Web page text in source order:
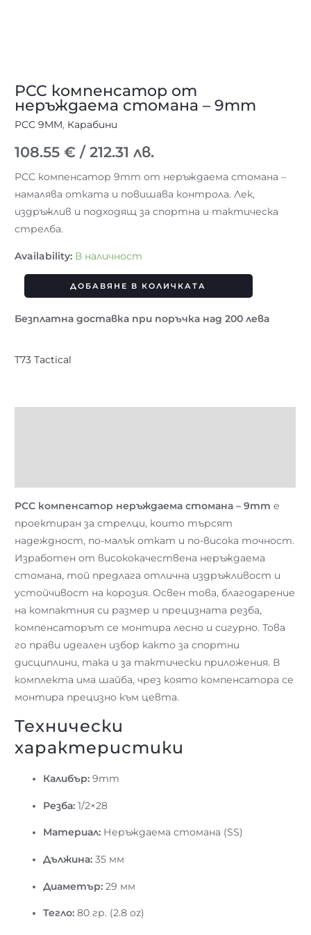
PCC компенсатор от
неръждаема стомана – 9mm
PCC 9MM, Карабини
108.55€ / 212.31 лв.
PCC компенсатор 9mm от неръждаема стомана –
намалява отката и повишава контрола. Лек,
издръжлив и подходящ за спортна и тактическа
стрелба.
Availability: В наличност
ДОБАВЯНЕ В КОЛИЧКАТА
Безплатна доставка при поръчка над 200 лева
T73 Tactical
PCC компенсатор неръждаема стомана – 9mm е
проектиран за стрелци, които търсят
надеждност, по-малък откат и по-висока точност.
Изработен от висококачествена неръждаема
стомана, той предлага отлична издръжливост и
устойчивост на корозия. Освен това, благодарение
на компактния си размер и прецизната резба,
компенсаторът се монтира лесно и сигурно. Това
го прави идеален избор както за спортни
дисциплини, така и за тактически приложения. В
комплекта има шайба, чрез която компенсатора се
монтира прецизно към цевта.
Технически
характеристики
Калибър: 9mm
Резба: 1/2×28
Материал: Неръждаема стомана (SS)
Дължина: 35 мм
Диаметър: 29 мм
Тегло: 80 гр. (2.8 oz)